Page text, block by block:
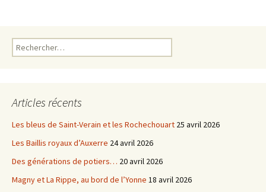
Rechercher :
Articles récents
Les bleus de Saint-Verain et les Rochechouart 25 avril 2026
Les Baillis royaux d’Auxerre 24 avril 2026
Des générations de potiers… 20 avril 2026
Magny et La Rippe, au bord de l’Yonne 18 avril 2026